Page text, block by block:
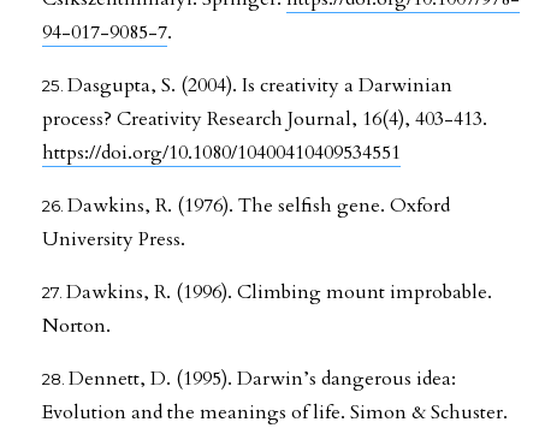
94-017-9085-7.
Dasgupta, S. (2004). Is creativity a Darwinian
process? Creativity Research Journal, 16(4), 403-413.
https://doi.org/10.1080/10400410409534551
Dawkins, R. (1976). The selfish gene. Oxford
University Press.
Dawkins, R. (1996). Climbing mount improbable.
Norton.
Dennett, D. (1995). Darwin’s dangerous idea:
Evolution and the meanings of life. Simon & Schuster.